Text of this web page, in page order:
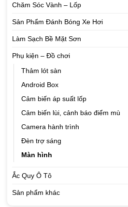
Chăm Sóc Vành – Lốp
Sản Phẩm Đánh Bóng Xe Hơi
Làm Sạch Bề Mặt Sơn
Phụ kiện – Đồ chơi
Thảm lót sàn
Android Box
Cảm biến áp suất lốp
Cảm biến lùi, cảnh báo điểm mù
Camera hành trình
Đèn trợ sáng
Màn hình
Ắc Quy Ô Tô
Sản phẩm khác